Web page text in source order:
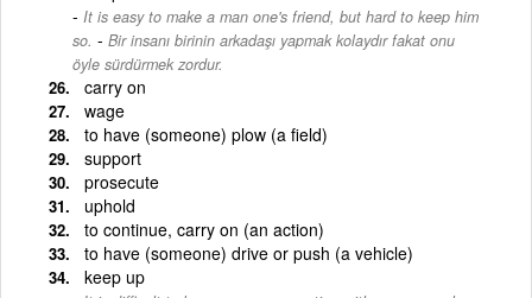
It is easy to make a man one's friend, but hard to keep him
so. - Bir insanı birinin arkadaşı yapmak kolaydır fakat onu
öyle sürdürmek zordur.
carry on
wage
to have (someone) plow (a field)
support
prosecute
uphold
to continue, carry on (an action)
to have (someone) drive or push (a vehicle)
keep up